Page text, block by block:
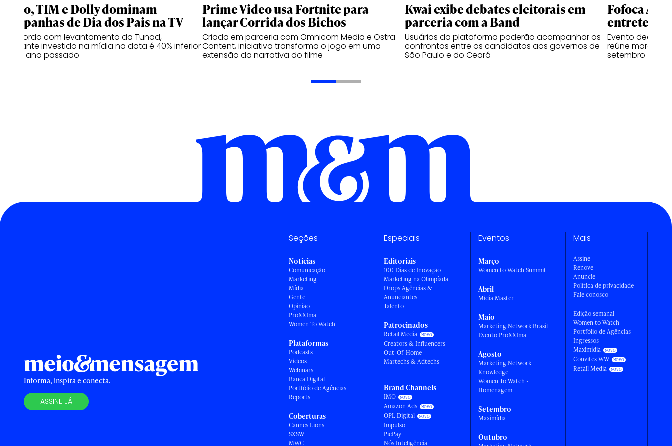
Claro, TIM e Dolly dominam
campanhas de Dia dos Pais na TV
De acordo com levantamento da Tunad,
montante investido na mídia na data é 40% inferior
ao do ano passado
Prime Video usa Fortnite para
lançar Corrida dos Bichos
Criada em parceria com Omnicom Media e Ostra
Content, iniciativa transforma o jogo em uma
extensão da narrativa do filme
Kwai exibe debates eleitorais em
parceria com a Band
Usuários da plataforma poderão acompanhar os
confrontos entre os candidatos aos governos de
São Paulo e do Ceará
Fofoca
Evento
reúne marcas,
setembro
Informa, inspira e conecta.
ASSINE JÁ
Seções
Notícias
Comunicação
Marketing
Mídia
Gente
Opinião
ProXXIma
Women To Watch
Plataformas
Podcasts
Vídeos
Webinars
Banca Digital
Portfólio de Agências
Reports
Coberturas
Cannes Lions
SXSW
MWC
Especiais
Editoriais
100 Dias de Inovação
Marketing na Olimpíada
Drops Agências &
Anunciantes
Talento
Patrocinados
Retail Media
Creators & Influencers
Out-Of-Home
Martechs & Adtechs
Brand Channels
IMO
Amazon Ads
OPL Digital
Impulso
PicPay
Nós Inteligência
Eventos
Março
Women to Watch Summit
Abril
Mídia Master
Maio
Marketing Network Brasil
Evento ProXXIma
Agosto
Marketing Network
Knowledge
Women To Watch -
Homenagem
Setembro
Maximídia
Outubro
Mais
Assine
Renove
Anuncie
Política de privacidade
Fale conosco
Edição semanal
Women to Watch
Portfólio de Agências
Ingressos
Maximídia
Convites WW
Retail Media